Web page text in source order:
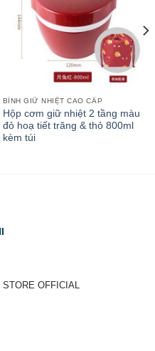
BÌNH GIỮ NHIỆT CAO CẤP
Hộp cơm giữ nhiệt 2 tầng màu
đỏ hoạ tiết trăng & thỏ 800ml
kèm túi
OFFICIAL